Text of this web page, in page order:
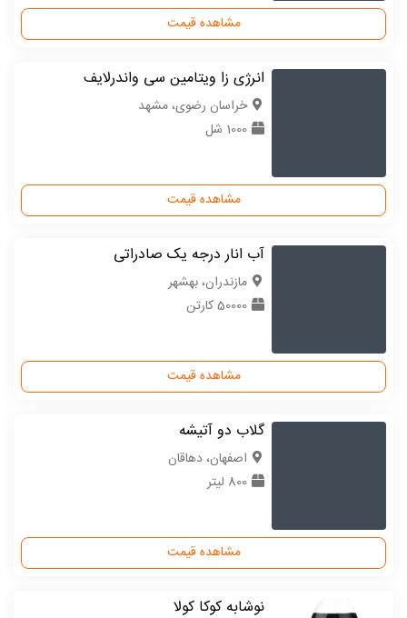
مشاهده قیمت
انرژی زا ویتامین سی واندرلایف
خراسان رضوی، مشهد
1000 شل
مشاهده قیمت
آب انار درجه یک صادراتی
مازندران، بهشهر
50000 کارتن
مشاهده قیمت
گلاب دو آتیشه
اصفهان، دهاقان
800 لیتر
مشاهده قیمت
نوشابه کوکا کولا